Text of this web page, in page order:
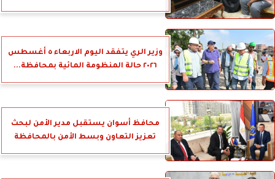
وزير الري يتفقد اليوم الاربعاء ٥ أغسطس
٢٠٢٦ حالة المنظومة المائية بمحافظة...
محافظ أسوان يستقبل مدير الأمن لبحث
تعزيز التعاون وبسط الأمن بالمحافظة